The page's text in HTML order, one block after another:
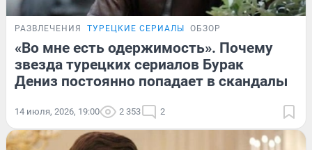
РАЗВЛЕЧЕНИЯ ТУРЕЦКИЕ СЕРИАЛЫ ОБЗОР
«Во мне есть одержимость». Почему
звезда турецких сериалов Бурак
Дениз постоянно попадает в скандалы
14 июля, 2026, 19:00 2 353 2